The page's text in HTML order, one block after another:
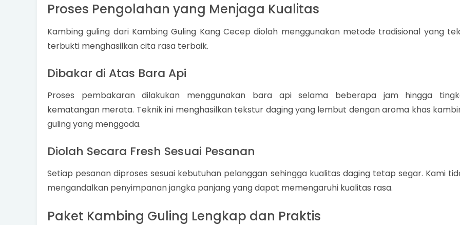
Proses Pengolahan yang Menjaga Kualitas
Kambing guling dari Kambing Guling Kang Cecep diolah menggunakan metode tradisional yang
terbukti menghasilkan cita rasa terbaik.
Dibakar di Atas Bara Api
Proses pembakaran dilakukan menggunakan bara api selama beberapa jam hingga
kematangan merata. Teknik ini menghasilkan tekstur daging yang lembut dengan aroma khas
guling yang menggoda.
Diolah Secara Fresh Sesuai Pesanan
Setiap pesanan diproses sesuai kebutuhan pelanggan sehingga kualitas daging tetap segar. Kami
mengandalkan penyimpanan jangka panjang yang dapat memengaruhi kualitas rasa.
Paket Kambing Guling Lengkap dan Praktis